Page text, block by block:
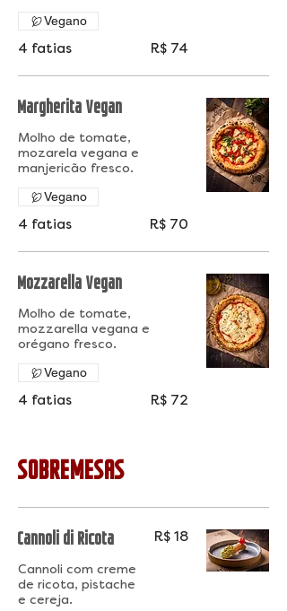
4 fatias R$ 74
Vegano
Margherita Vegan
Molho de tomate,
mozarela vegana e
manjericão fresco.
4 fatias R$ 70
Vegano
Mozzarella Vegan
Molho de tomate,
mozzarella vegana e
orégano fresco.
4 fatias R$ 72
Vegano
SOBREMESAS
Cannoli di Ricota
Cannoli com creme
de ricota, pistache
e cereja.
R$ 18